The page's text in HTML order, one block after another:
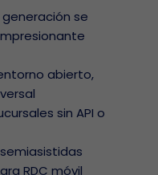
se
abierto,
sin API o
RDC móvil